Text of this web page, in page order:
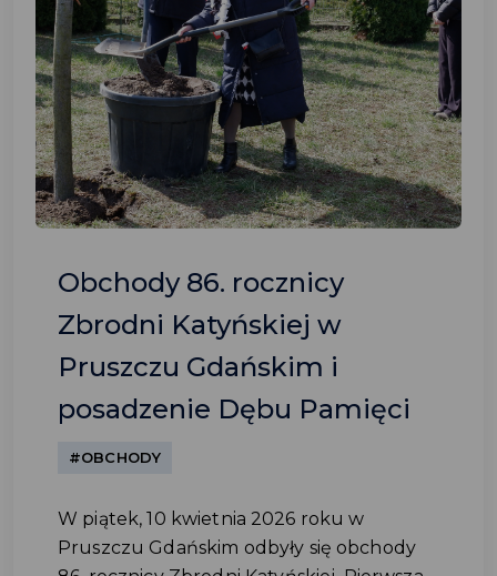
Obchody 86. rocznicy
Zbrodni Katyńskiej w
Pruszczu Gdańskim i
posadzenie Dębu Pamięci
#OBCHODY
W piątek, 10 kwietnia 2026 roku w
Pruszczu Gdańskim odbyły się obchody